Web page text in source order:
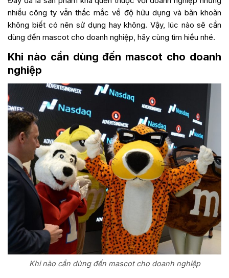
nhiều công ty vẫn thắc mắc về độ hữu dụng và băn khoăn
không biết có nên sử dụng hay không. Vậy, lúc nào sẽ cần
dùng đến mascot cho doanh nghiệp, hãy cùng tìm hiểu nhé.
Khi nào cần dùng đến mascot cho doanh
nghiệp
Khi nào cần dùng đến mascot cho doanh nghiệp